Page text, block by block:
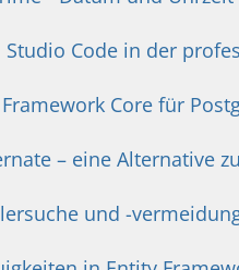
Studio Code in der
Core für
– eine Alternative
und -